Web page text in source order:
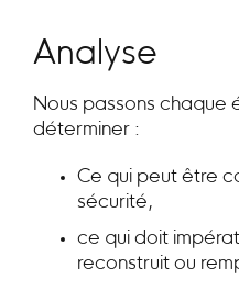
Analyse
Nous passons chaque
déterminer :
Ce qui peut être
sécurité,
ce qui doit
reconstruit ou